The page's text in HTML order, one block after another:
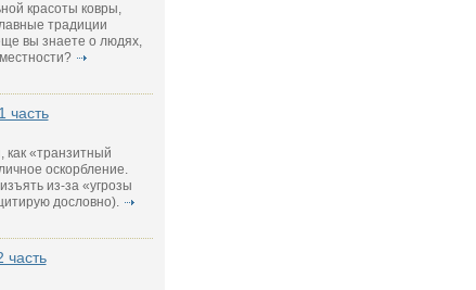
красоты ковры,
традиции
вы знаете о людях,
часть
как «транзитный
оскорбление.
из-за «угрозы
дословно).
часть